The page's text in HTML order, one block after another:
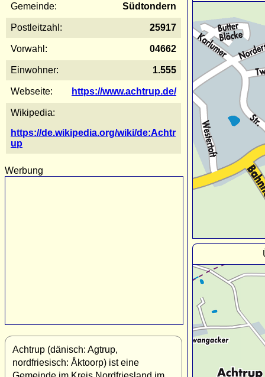
Gemeinde: Südtondern
Postleitzahl: 25917
Vorwahl: 04662
Einwohner: 1.555
Webseite: https://www.achtrup.de/
Wikipedia:
https://de.wikipedia.org/wiki/de:Achtr
up
Werbung
Achtrup (dänisch: Agtrup,
nordfriesisch: Åktoorp) ist eine